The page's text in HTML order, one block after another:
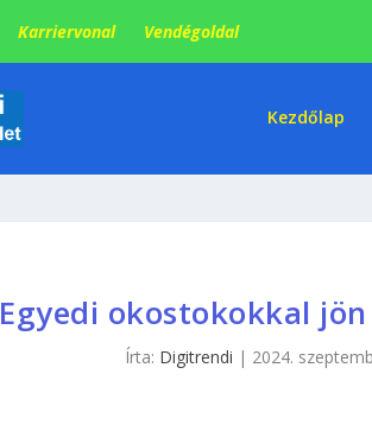
Karriervonal Vendégoldal
Kezdőlap
Egyedi okostokokkal
Írta: Digitrendi | 2024.